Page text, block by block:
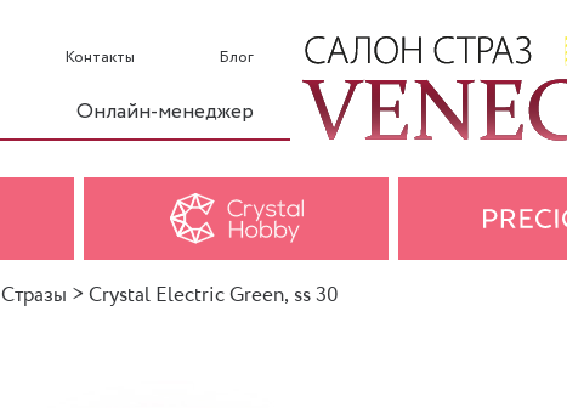
Контакты Блог
Онлайн-менеджер
Стразы > Crystal Electric Green, ss 30